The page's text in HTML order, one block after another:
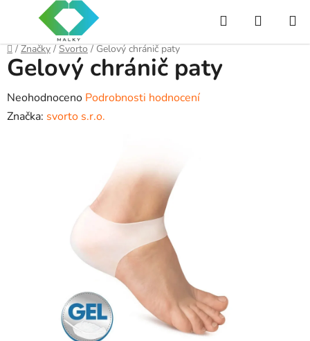
Hledat
KOŠÍK
Domů
/ Značky / Svorto / Gelový chránič paty
Gelový chránič paty
Průměrné
hodnocení
Neohodnoceno Podrobnosti hodnocení
Značka: svorto s.r.o.